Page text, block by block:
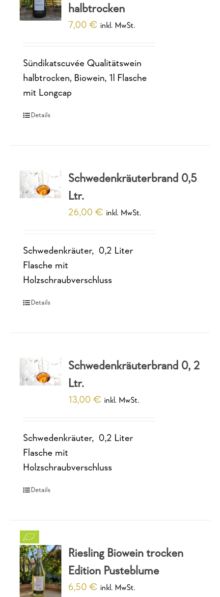
halbtrocken
7,00€ inkl. MwSt.
Sündikatscuvée Qualitätswein
halbtrocken, Biowein, 1l Flasche
mit Longcap
Details
Schwedenkräuterbrand 0,5
Ltr.
26,00€ inkl. MwSt.
Schwedenkräuter, 0,2 Liter
Flasche mit
Holzschraubverschluss
Details
Schwedenkräuterbrand 0, 2
Ltr.
13,00€ inkl. MwSt.
Schwedenkräuter, 0,2 Liter
Flasche mit
Holzschraubverschluss
Details
Riesling Biowein trocken
Edition Pusteblume
6,50€ inkl. MwSt.